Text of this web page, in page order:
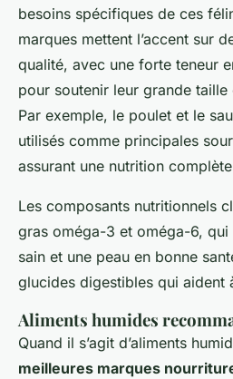
besoins spécifiques de ces
marques mettent l’accent sur
qualité, avec une forte teneur
pour soutenir leur grande taille
Par exemple, le poulet et le
utilisés comme principales
assurant une nutrition
Les composants nutritionnels
gras oméga-3 et oméga-6,
sain et une peau en bonne
glucides digestibles qui aident
Aliments humides
Quand il s’agit d’aliments
meilleures marques